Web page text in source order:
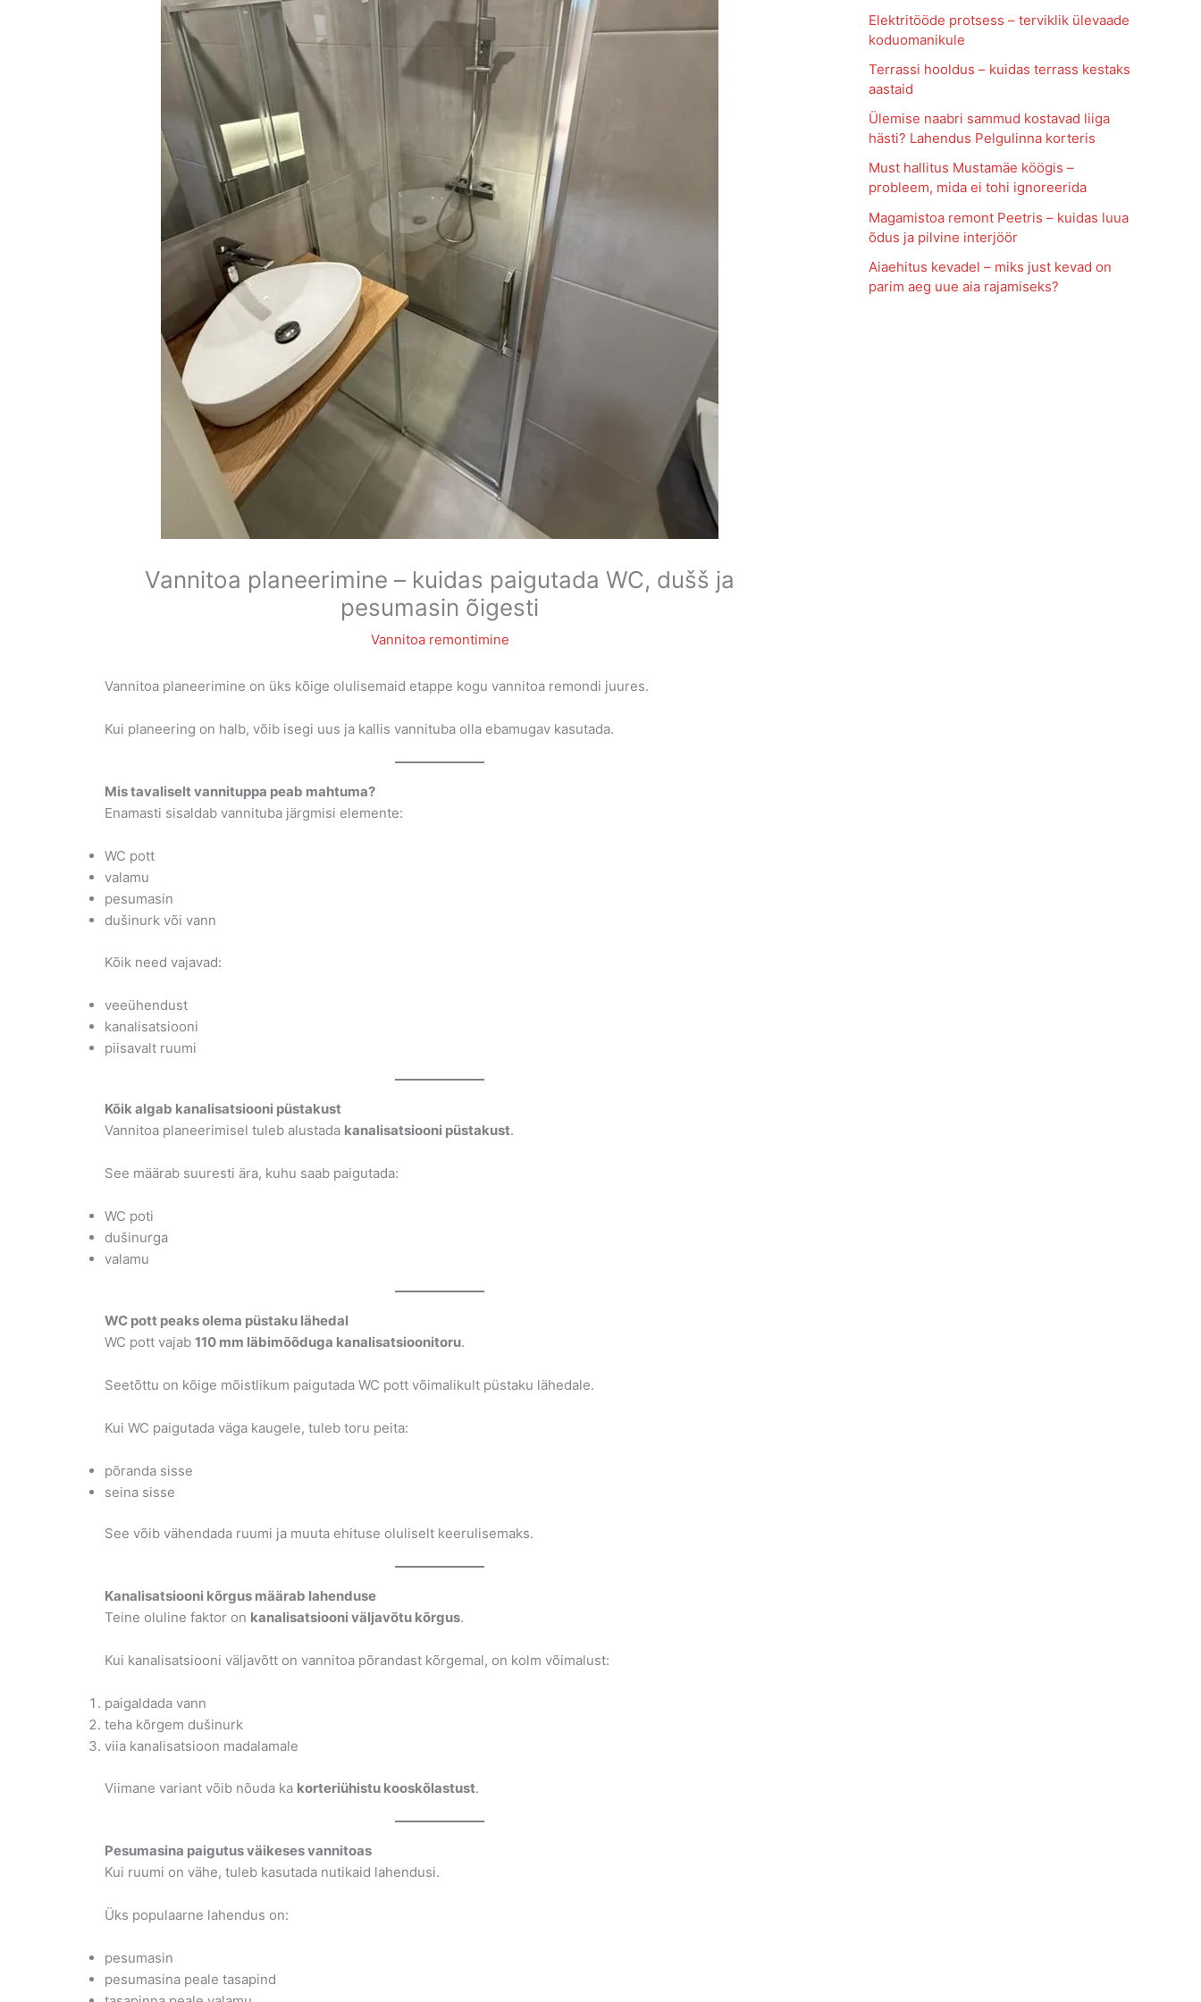
Vannitoa planeerimine – kuidas paigutada WC, dušš ja
pesumasin õigesti
Vannitoa remontimine
Vannitoa planeerimine on üks kõige olulisemaid etappe kogu vannitoa remondi juures.
Kui planeering on halb, võib isegi uus ja kallis vannituba olla ebamugav kasutada.
Mis tavaliselt vannituppa peab mahtuma?
Enamasti sisaldab vannituba järgmisi elemente:
WC pott
valamu
pesumasin
dušinurk või vann
Kõik need vajavad:
veeühendust
kanalisatsiooni
piisavalt ruumi
Kõik algab kanalisatsiooni püstakust
Vannitoa planeerimisel tuleb alustada kanalisatsiooni püstakust.
See määrab suuresti ära, kuhu saab paigutada:
WC poti
dušinurga
valamu
WC pott peaks olema püstaku lähedal
WC pott vajab 110 mm läbimõõduga kanalisatsioonitoru.
Seetõttu on kõige mõistlikum paigutada WC pott võimalikult püstaku lähedale.
Kui WC paigutada väga kaugele, tuleb toru peita:
põranda sisse
seina sisse
See võib vähendada ruumi ja muuta ehituse oluliselt keerulisemaks.
Kanalisatsiooni kõrgus määrab lahenduse
Teine oluline faktor on kanalisatsiooni väljavõtu kõrgus.
Kui kanalisatsiooni väljavõtt on vannitoa põrandast kõrgemal, on kolm võimalust:
paigaldada vann
teha kõrgem dušinurk
viia kanalisatsioon madalamale
Viimane variant võib nõuda ka korteriühistu kooskõlastust.
Pesumasina paigutus väikeses vannitoas
Kui ruumi on vähe, tuleb kasutada nutikaid lahendusi.
Üks populaarne lahendus on:
pesumasin
pesumasina peale tasapind
Elektritööde protsess – terviklik ülevaade
koduomanikule
Terrassi hooldus – kuidas terrass kestaks
aastaid
Ülemise naabri sammud kostavad liiga
hästi? Lahendus Pelgulinna korteris
Must hallitus Mustamäe köögis –
probleem, mida ei tohi ignoreerida
Magamistoa remont Peetris – kuidas luua
õdus ja pilvine interjöör
Aiaehitus kevadel – miks just kevad on
parim aeg uue aia rajamiseks?